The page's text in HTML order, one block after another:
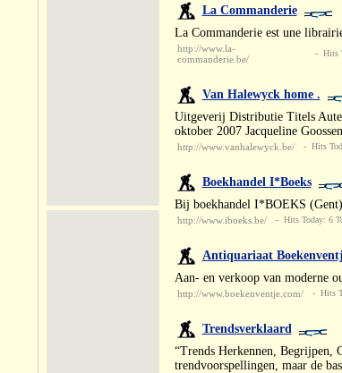
La Commanderie
La Commanderie est une
http://www.la-
commanderie.be/
- Hits
Van Halewyck home .
Uitgeverij Distributie Titels
oktober 2007 Jacqueline
http://www.vanhalewyck.be/ - Hits
Boekhandel I*Boeks
Bij boekhandel I*BOEKS (Gent)
http://www.iboeks.be/ - Hits Today: 6
Antiquariaat
Aan- en verkoop van moderne
http://www.boekenventje.com/ - Hits
Trendsverklaard
“Trends Herkennen, Begrijpen,
trendvoorspellingen, maar de